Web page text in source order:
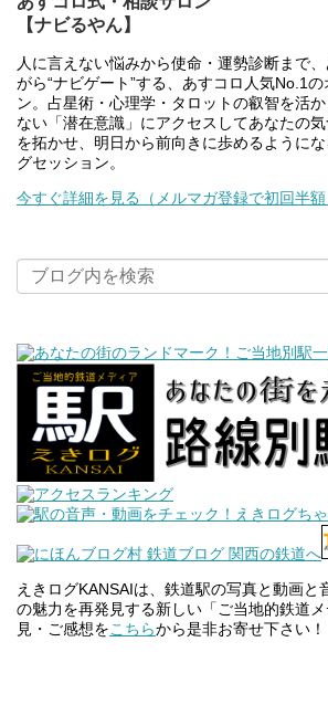
【ナビるやん】
人に言えない悩みから使命・運勢診断まで
がら“ナビゲート”する、あすコロ人気No.1
ン。占星術・心理学・タロットの叡智を活
ない「潜在意識」にアクセスしてあなたの
を拓かせ、明日から前向きに歩めるように
グセッション。
今すぐ詳細を見る（メルマガ登録で初回半額
えきログKANSAIは、鉄道駅の写真と動画と
の魅力を再発見する新しい「ご当地的鉄道
見・ご感想をこちらから是非お寄せ下さい！